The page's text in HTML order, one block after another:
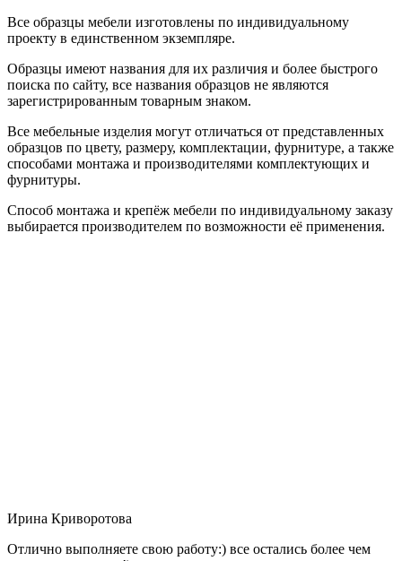
Все образцы мебели изготовлены по индивидуальному
проекту в единственном экземпляре.
Образцы имеют названия для их различия и более быстрого
поиска по сайту, все названия образцов не являются
зарегистрированным товарным знаком.
Все мебельные изделия могут отличаться от представленных
образцов по цвету, размеру, комплектации, фурнитуре, а также
способами монтажа и производителями комплектующих и
фурнитуры.
Способ монтажа и крепёж мебели по индивидуальному заказу
выбирается производителем по возможности её применения.
Ирина Криворотова
Отлично выполняете свою работу:) все остались более чем